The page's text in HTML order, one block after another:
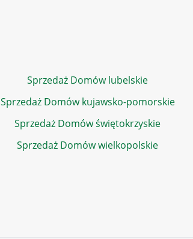
Sprzedaż Domów lubelskie
Sprzedaż Domów kujawsko-pomorskie
Sprzedaż Domów świętokrzyskie
Sprzedaż Domów wielkopolskie